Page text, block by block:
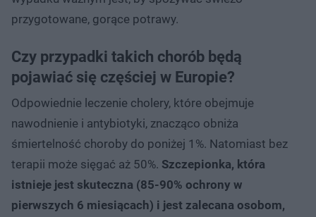
przygotowane, gorące potrawy.
Czy przypadki takich chorób będą
pojawiać się częściej w Europie?
Odpowiednie leczenie cholery, które obejmuje
nawodnienie i antybiotyki, znacząco obniża
śmiertelność choroby do poniżej 1%. Natomiast bez
terapii może sięgać aż 50%. Szczepionka, która
istnieje jest skuteczna (85-90% ochrony w
pierwszych 6 miesiącach) i jest zalecana osobom,